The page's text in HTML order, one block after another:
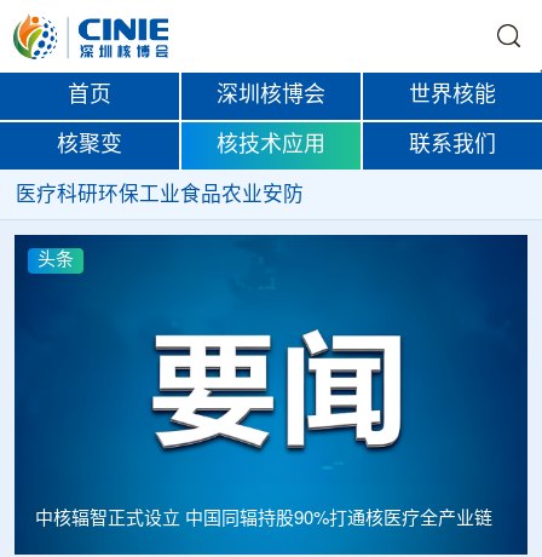
首页 深圳核博会 世界核能
核聚变 核技术应用 联系我们
医疗科研环保工业食品农业安防
头条
俄罗斯莫斯科州物流中心启用集装箱非开箱检验筛查系统